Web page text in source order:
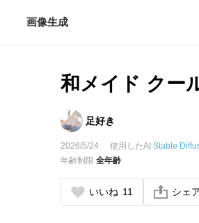
画像生成
和メイド クー
足好き
2026/5/24 使用したAI Stable
年齢制限 全年齢
いいね 11 シェ